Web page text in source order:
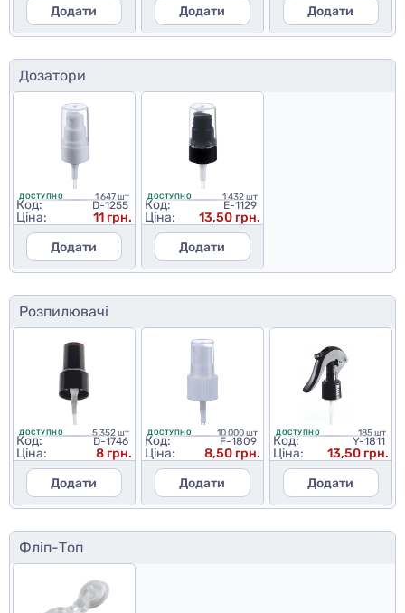
Додати
Додати
Додати
Дозатори
ДОСТУПНО 1 647 шт
Код: D-1255
Ціна:
11 грн.
Додати
ДОСТУПНО 1 432 шт
Код: E-1129
Ціна:
13,50 грн.
Додати
Розпилювачі
ДОСТУПНО 5 352 шт
Код: D-1746
Ціна:
8 грн.
Додати
ДОСТУПНО 10 000 шт
Код: F-1809
Ціна:
8,50 грн.
Додати
ДОСТУПНО 185 шт
Код: Y-1811
Ціна:
13,50 грн.
Додати
Фліп-Топ